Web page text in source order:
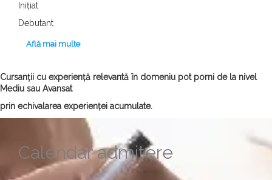
Inițiat
Debutant
Află mai multe
Cursanții cu experiență relevantă în domeniu pot porni de la nivel
Mediu sau Avansat
prin echivalarea experienței acumulate.
Calendar admitere